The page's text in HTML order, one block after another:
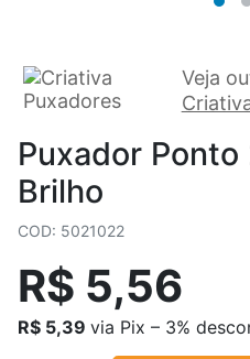
Veja
Puxador
Brilho
COD: 5021022
R$ 5,56
R$ 5,39 via Pix – 3%